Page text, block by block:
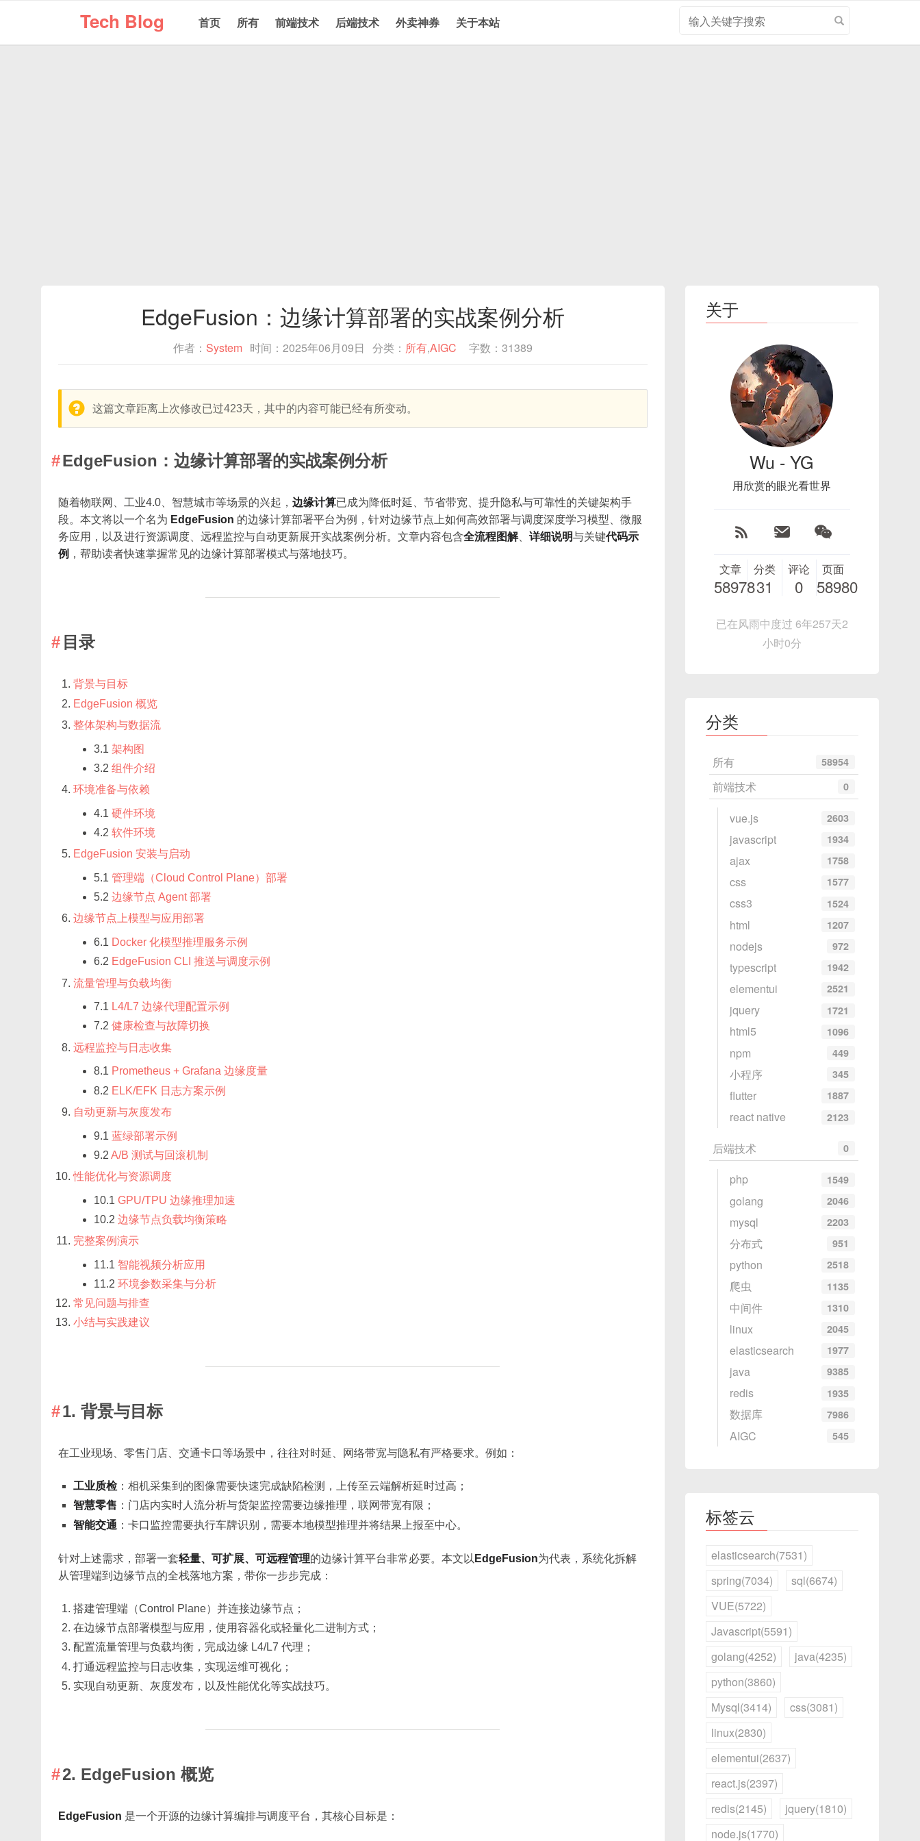
Tech Blog 首页 所有 前端技术 后端技术 外卖神券 关于本站
搜
EdgeFusion：边缘计算部署的实战案例分析
作者： System 时间：2025年06月09日 分类： 所有,AIGC 字数：31389
warning:
这篇文章距离上次修改已过423天，其中的内容可能已经有所变动。
EdgeFusion：边缘计算部署的实战案例分析
随着物联网、工业4.0、智慧城市等场景的兴起， 边缘计算已成为降低时延、节省带宽、提升隐私与可靠性的关键架构手
段。本文将以一个名为 EdgeFusion 的边缘计算部署平台为例，针对边缘节点上如何高效部署与调度深度学习模型、微服
务应用，以及进行资源调度、远程监控与自动更新展开实战案例分析。文章内容包含全流程图解、 详细说明与关键代码示
例 ，帮助读者快速掌握常见的边缘计算部署模式与落地技巧。
目录
背景与目标
EdgeFusion 概览
整体架构与数据流
3.1 架构图
3.2 组件介绍
环境准备与依赖
4.1 硬件环境
4.2 软件环境
EdgeFusion 安装与启动
5.1 管理端（Cloud Control Plane）部署
5.2 边缘节点 Agent 部署
边缘节点上模型与应用部署
6.1 Docker 化模型推理服务示例
6.2 EdgeFusion CLI 推送与调度示例
流量管理与负载均衡
7.1 L4/L7 边缘代理配置示例
7.2 健康检查与故障切换
远程监控与日志收集
8.1 Prometheus + Grafana 边缘度量
8.2 ELK/EFK 日志方案示例
自动更新与灰度发布
9.1 蓝绿部署示例
9.2 A/B 测试与回滚机制
性能优化与资源调度
10.1 GPU/TPU 边缘推理加速
10.2 边缘节点负载均衡策略
完整案例演示
11.1 智能视频分析应用
11.2 环境参数采集与分析
常见问题与排查
小结与实践建议
1. 背景与目标
在工业现场、零售门店、交通卡口等场景中，往往对时延、网络带宽与隐私有严格要求。例如：
工业质检：相机采集到的图像需要快速完成缺陷检测，上传至云端解析延时过高；
智慧零售 ：门店内实时人流分析与货架监控需要边缘推理，联网带宽有限；
智能交通 ：卡口监控需要执行车牌识别，需要本地模型推理并将结果上报至中心。
针对上述需求，部署一套轻量、可扩展、可远程管理的边缘计算平台非常必要。本文以 EdgeFusion为代表，系统化拆解
从管理端到边缘节点的全栈落地方案，带你一步步完成：
搭建管理端（Control Plane）并连接边缘节点；
在边缘节点部署模型与应用，使用容器化或轻量化二进制方式；
配置流量管理与负载均衡，完成边缘 L4/L7 代理；
打通远程监控与日志收集，实现运维可视化；
实现自动更新、灰度发布，以及性能优化等实战技巧。
2. EdgeFusion 概览
EdgeFusion 是一个开源的边缘计算编排与调度平台，其核心目标是：
关于
Wu - YG
用欣赏的眼光看世界
文章
58978
分类
31
评论
0
页面
58980
已在风雨中度过 6年257天2
小时0分
分类
所有 58954
前端技术 0
vue.js 2603
javascript 1934
ajax 1758
css 1577
css3 1524
html 1207
nodejs 972
typescript 1942
elementui 2521
jquery 1721
html5 1096
npm 449
小程序 345
flutter 1887
react native 2123
后端技术 0
php 1549
golang 2046
mysql 2203
分布式 951
python 2518
爬虫 1135
中间件 1310
linux 2045
elasticsearch 1977
java 9385
redis 1935
数据库 7986
AIGC 545
标签云
elasticsearch(7531)
spring(7034)
sql(6674)
VUE(5722)
Javascript(5591)
golang(4252)
java(4235)
python(3860)
Mysql(3414)
css(3081)
linux(2830)
elementui(2637)
react.js(2397)
redis(2145)
jquery(1810)
node.js(1770)